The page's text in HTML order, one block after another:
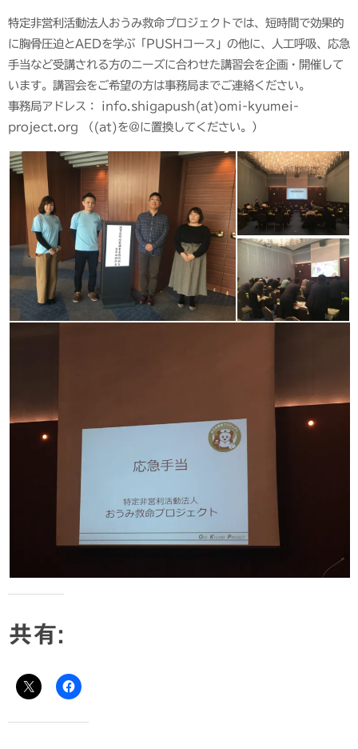
特定非営利活動法人おうみ救命プロジェクトでは、短時間で効果的
に胸骨圧迫とAEDを学ぶ「PUSHコース」の他に、人工呼吸、応急
手当など受講される方のニーズに合わせた講習会を企画・開催して
います。講習会をご希望の方は事務局までご連絡ください。
事務局アドレス： info.shigapush(at)omi-kyumei-
project.org （(at)を@に置換してください。）
共有: